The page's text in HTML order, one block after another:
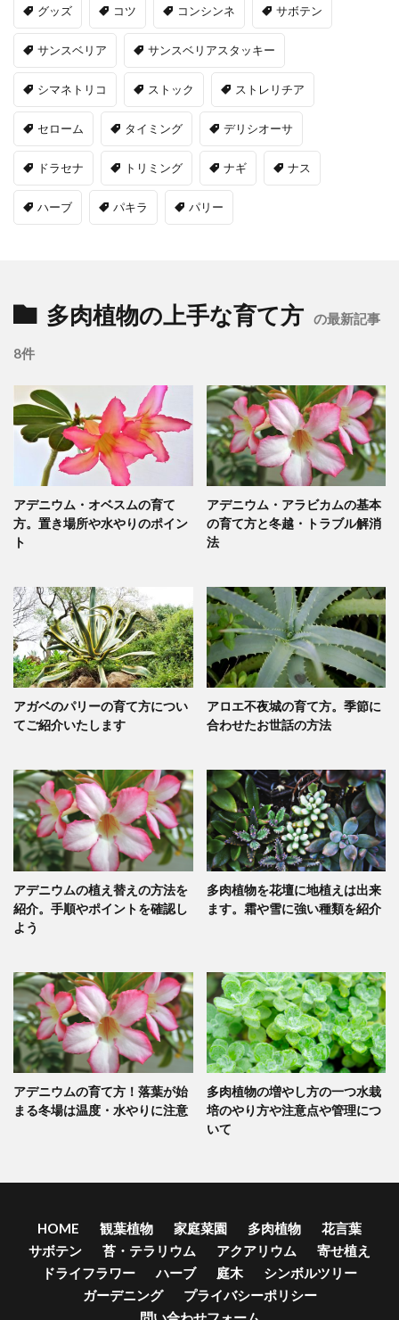
グッズ コツ コンシンネ サボテン
サンスベリア サンスベリアスタッキー
シマネトリコ ストック ストレリチア
セローム タイミング デリシオーサ
ドラセナ トリミング ナギ ナス
ハーブ パキラ パリー
多肉植物の上手な育て方 の最新記事
8件
アデニウム・オベスムの育て
方。置き場所や水やりのポイン
ト
アデニウム・アラビカムの基本
の育て方と冬越・トラブル解消
法
アガベのパリーの育て方につい
てご紹介いたします
アロエ不夜城の育て方。季節に
合わせたお世話の方法
アデニウムの植え替えの方法を
紹介。手順やポイントを確認し
よう
多肉植物を花壇に地植えは出来
ます。霜や雪に強い種類を紹介
アデニウムの育て方！落葉が始
まる冬場は温度・水やりに注意
多肉植物の増やし方の一つ水栽
培のやり方や注意点や管理につ
いて
HOME 観葉植物 家庭菜園 多肉植物
花言葉
サボテン
苔・テラリウム アクアリウム
寄せ植え
ドライフラワー
ハーブ 庭木
シンボルツリー
ガーデニング
プライバシーポリシー